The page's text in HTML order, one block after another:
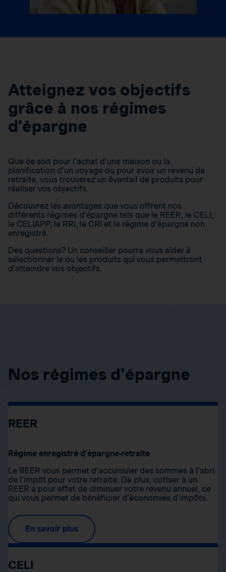
Atteignez vos objectifs
grâce à nos régimes
d’épargne
Que ce soit pour l’achat d’une maison ou la
planification d’un voyage ou pour avoir un revenu de
retraite, vous trouverez un éventail de produits pour
réaliser vos objectifs.
Découvrez les avantages que vous offrent nos
différents régimes d’épargne tels que le REER, le CELI,
le CELIAPP, le RRI, le CRI et le régime d’épargne non
enregistré.
Des questions? Un conseiller pourra vous aider à
sélectionner le ou les produits qui vous permettront
d’atteindre vos objectifs.
Nos régimes d'épargne
REER
Régime enregistré d’épargne-retraite
Le REER vous permet d’accumuler des sommes à l’abri
de l’impôt pour votre retraite. De plus, cotiser à un
REER a pour effet de diminuer votre revenu annuel, ce
qui vous permet de bénéficier d’économies d’impôts.
En savoir plus
CELI